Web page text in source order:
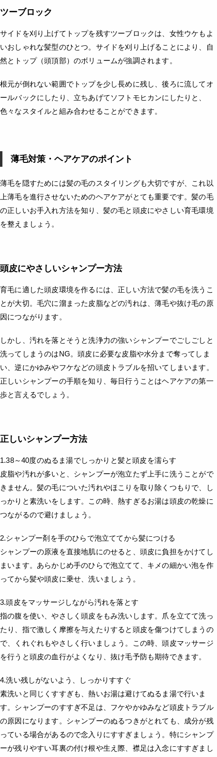
ツーブロック
サイドを刈り上げてトップを残すツーブロックは、女性ウケもよ
いおしゃれな髪型のひとつ。サイドを刈り上げることにより、自
然とトップ（頭頂部）のボリュームが強調されます。
根元が倒れない範囲でトップを少し長めに残し、後ろに流してオ
ールバックにしたり、立ちあげてソフトモヒカンにしたりと、
色々なスタイルと組み合わせることができます。
薄毛対策・ヘアケアのポイント
薄毛を隠すためには髪の毛のスタイリングも大切ですが、これ以
上薄毛を進行させないためのヘアケアがとても重要です。髪の毛
の正しいお手入れ方法を知り、髪の毛と頭皮にやさしい育毛環境
を整えましょう。
頭皮にやさしいシャンプー方法
育毛に適した頭皮環境を作るには、正しい方法で髪の毛を洗うこ
とが大切。毛穴に溜まった皮脂などの汚れは、薄毛や抜け毛の原
因につながります。
しかし、汚れを落とそうと洗浄力の強いシャンプーでごしごしと
洗ってしまうのはNG。頭皮に必要な皮脂や水分まで奪ってしま
い、逆にかゆみやフケなどの頭皮トラブルを招いてしまいます。
正しいシャンプーの手順を知り、毎日行うことはヘアケアの第一
歩と言えるでしょう。
正しいシャンプー方法
1.38～40度のぬるま湯でしっかりと髪と頭皮を濡らす
皮脂や汚れが多いと、シャンプーが泡立たず上手に洗うことがで
きません。髪の毛についた汚れやほこりを取り除くつもりで、し
っかりと素洗いをします。この時、熱すぎるお湯は頭皮の乾燥に
つながるので避けましょう。
2.シャンプー剤を手のひらで泡立ててから髪につける
シャンプーの原液を直接地肌にのせると、頭皮に負担をかけてし
まいます。あらかじめ手のひらで泡立てて、キメの細かい泡を作
ってから髪や頭皮に乗せ、洗いましょう。
3.頭皮をマッサージしながら汚れを落とす
指の腹を使い、やさしく頭皮をもみ洗いします。爪を立てて洗っ
たり、指で激しく摩擦を与えたりすると頭皮を傷つけてしまうの
で、くれぐれもやさしく行いましょう。この時、頭皮マッサージ
を行うと頭皮の血行がよくなり、抜け毛予防も期待できます。
4.洗い残しがないよう、しっかりすすぐ
素洗いと同じくすすぎも、熱いお湯は避けてぬるま湯で行いま
す。シャンプーのすすぎ不足は、フケやかゆみなど頭皮トラブル
の原因になります。シャンプーのぬるつきがとれても、成分が残
っている場合があるので念入りにすすぎましょう。特にシャンプ
ーが残りやすい耳裏の付け根や生え際、襟足は入念にすすぎまし